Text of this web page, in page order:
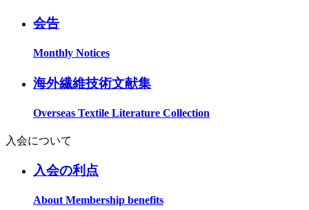
会告
Monthly Notices
海外繊維技術文献集
Overseas Textile Literature Collection
入会について
入会の利点
About Membership benefits